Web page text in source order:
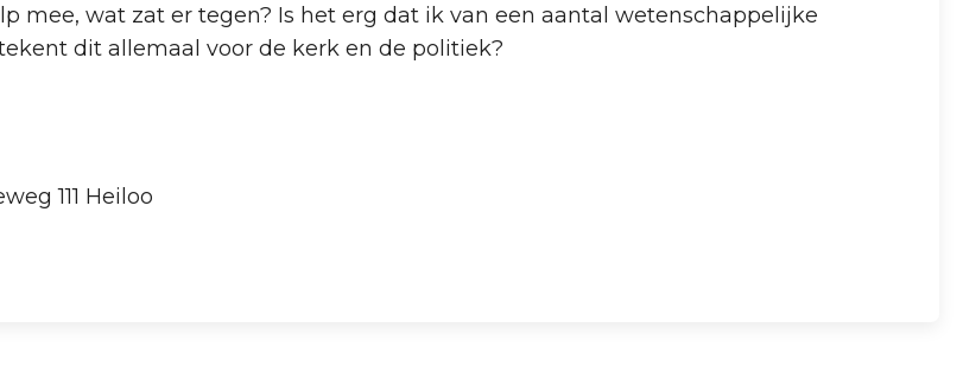
mee, wat zat er tegen? Is het erg dat ik van een aantal wetenschappelijke
dit allemaal voor de kerk en de politiek?
111 Heiloo